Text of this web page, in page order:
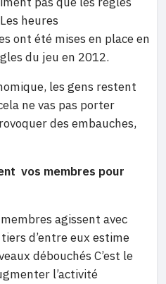
heures
ont été mises en place en
du jeu en 2012.
les gens restent
ne vas pas porter
des embauches,
vos membres pour
agissent avec
d’entre eux estime
débouchés C’est le
l’activité